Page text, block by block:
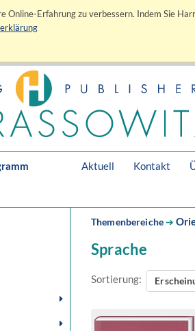
Online-Erfahrung zu verbessern. Indem Sie
Aktuell Kontakt
Themenbereiche➔
Sprache
Sortierung: